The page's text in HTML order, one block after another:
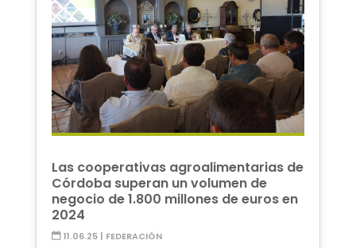
Las cooperativas agroalimentarias de
Córdoba superan un volumen de
negocio de 1.800 millones de euros en
2024
11.06.25| FEDERACIÓN